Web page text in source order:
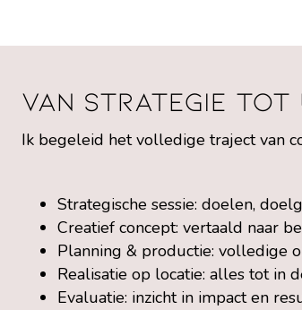
Van strategie tot
Ik begeleid het volledige traject van
Strategische sessie: doelen,
Creatief concept: vertaald naar
Planning & productie: volledige
Realisatie op locatie: alles tot in
Evaluatie: inzicht in impact en